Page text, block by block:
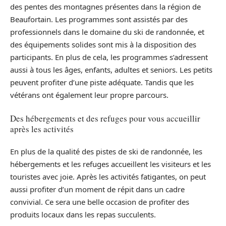
des pentes des montagnes présentes dans la région de
Beaufortain. Les programmes sont assistés par des
professionnels dans le domaine du ski de randonnée, et
des équipements solides sont mis à la disposition des
participants. En plus de cela, les programmes s’adressent
aussi à tous les âges, enfants, adultes et seniors. Les petits
peuvent profiter d’une piste adéquate. Tandis que les
vétérans ont également leur propre parcours.
Des hébergements et des refuges pour vous accueillir
après les activités
En plus de la qualité des pistes de ski de randonnée, les
hébergements et les refuges accueillent les visiteurs et les
touristes avec joie. Après les activités fatigantes, on peut
aussi profiter d’un moment de répit dans un cadre
convivial. Ce sera une belle occasion de profiter des
produits locaux dans les repas succulents.